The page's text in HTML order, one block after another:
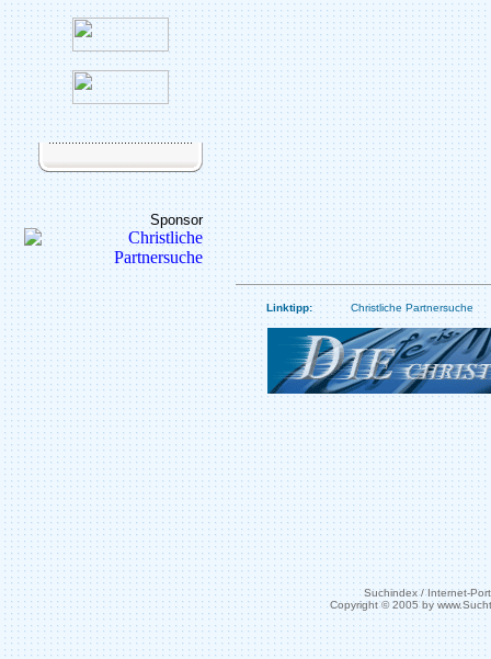
Sponsor
Linktipp: Christliche Partnersuche
Suchindex / Internet-
Copyright © 2005 by